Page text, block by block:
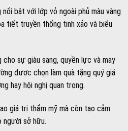
bật với lớp vỏ ngoài phủ màu vàng
tiết truyền thống tinh xảo và biểu
sự giàu sang, quyền lực và may
được chọn làm quà tặng quý giá
hay hội nghị quan trọng.
giá trị thẩm mỹ mà còn tạo cảm
người sở hữu.